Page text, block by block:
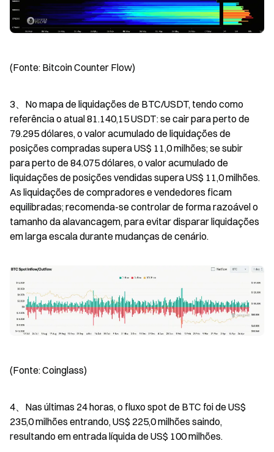
(Fonte: Bitcoin Counter Flow)
3、No mapa de liquidações de BTC/USDT, tendo como
referência o atual 81.140,15 USDT: se cair para perto de
79.295 dólares, o valor acumulado de liquidações de
posições compradas supera US$ 11,0 milhões; se subir
para perto de 84.075 dólares, o valor acumulado de
liquidações de posições vendidas supera US$ 11,0 milhões.
As liquidações de compradores e vendedores ficam
equilibradas; recomenda-se controlar de forma razoável o
tamanho da alavancagem, para evitar disparar liquidações
em larga escala durante mudanças de cenário.
(Fonte: Coinglass)
4、Nas últimas 24 horas, o fluxo spot de BTC foi de US$
235,0 milhões entrando, US$ 225,0 milhões saindo,
resultando em entrada líquida de US$ 100 milhões.